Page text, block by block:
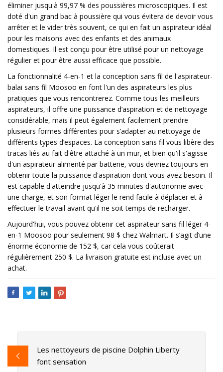
éliminer jusqu'à 99,97 % des poussières microscopiques. Il est
doté d'un grand bac à poussière qui vous évitera de devoir vous
arrêter et le vider très souvent, ce qui en fait un aspirateur idéal
pour les maisons avec des enfants et des animaux
domestiques. Il est conçu pour être utilisé pour un nettoyage
régulier et pour être aussi efficace que possible.
La fonctionnalité 4-en-1 et la conception sans fil de l'aspirateur-
balai sans fil Moosoo en font l'un des aspirateurs les plus
pratiques que vous rencontrerez. Comme tous les meilleurs
aspirateurs, il offre une puissance d’aspiration et de nettoyage
considérable, mais il peut également facilement prendre
plusieurs formes différentes pour s’adapter au nettoyage de
différents types d’espaces. La conception sans fil vous libère des
tracas liés au fait d'être attaché à un mur, et bien qu'il s'agisse
d'un aspirateur alimenté par batterie, vous devriez toujours en
obtenir toute la puissance d'aspiration dont vous avez besoin. Il
est capable d'atteindre jusqu'à 35 minutes d'autonomie avec
une charge, et son format léger le rend facile à déplacer et à
effectuer le travail avant qu'il ne soit temps de recharger.
Aujourd'hui, vous pouvez obtenir cet aspirateur sans fil léger 4-
en-1 Moosoo pour seulement 98 $ chez Walmart. Il s’agit d’une
énorme économie de 152 $, car cela vous coûterait
régulièrement 250 $. La livraison gratuite est incluse avec un
achat.
Les nettoyeurs de piscine Dolphin Liberty
font sensation